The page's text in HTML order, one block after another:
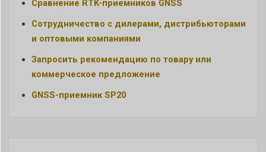
Сравнение RTK-приемников GNSS
Сотрудничество с дилерами, дистрибьюторами
и оптовыми компаниями
Запросить рекомендацию по товару или
коммерческое предложение
GNSS-приемник SP20